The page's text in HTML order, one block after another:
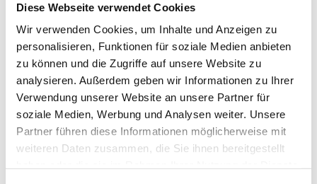
Diese Webseite verwendet Cookies
Wir verwenden Cookies, um Inhalte und Anzeigen zu
personalisieren, Funktionen für soziale Medien anbieten
zu können und die Zugriffe auf unsere Website zu
analysieren. Außerdem geben wir Informationen zu Ihrer
Verwendung unserer Website an unsere Partner für
soziale Medien, Werbung und Analysen weiter. Unsere
Partner führen diese Informationen möglicherweise mit
weiteren Daten zusammen, die Sie ihnen bereitgestellt
noch bekannt gegeben. Die Vorstellung des
Wahlfaches findet an folgenden Terminen
statt.
Für alle Interessierten und alle bereits
angemeldeten Schüler*innen beginnt das
Wahlfach an folgenden Terminen:
ZG1:Dienstag, 23.09.2025um 15 Uhr in der
kleinen Aula
ZG2:Dienstag, 30.09.2025 um 15 Uhr in der
kleinen Aula